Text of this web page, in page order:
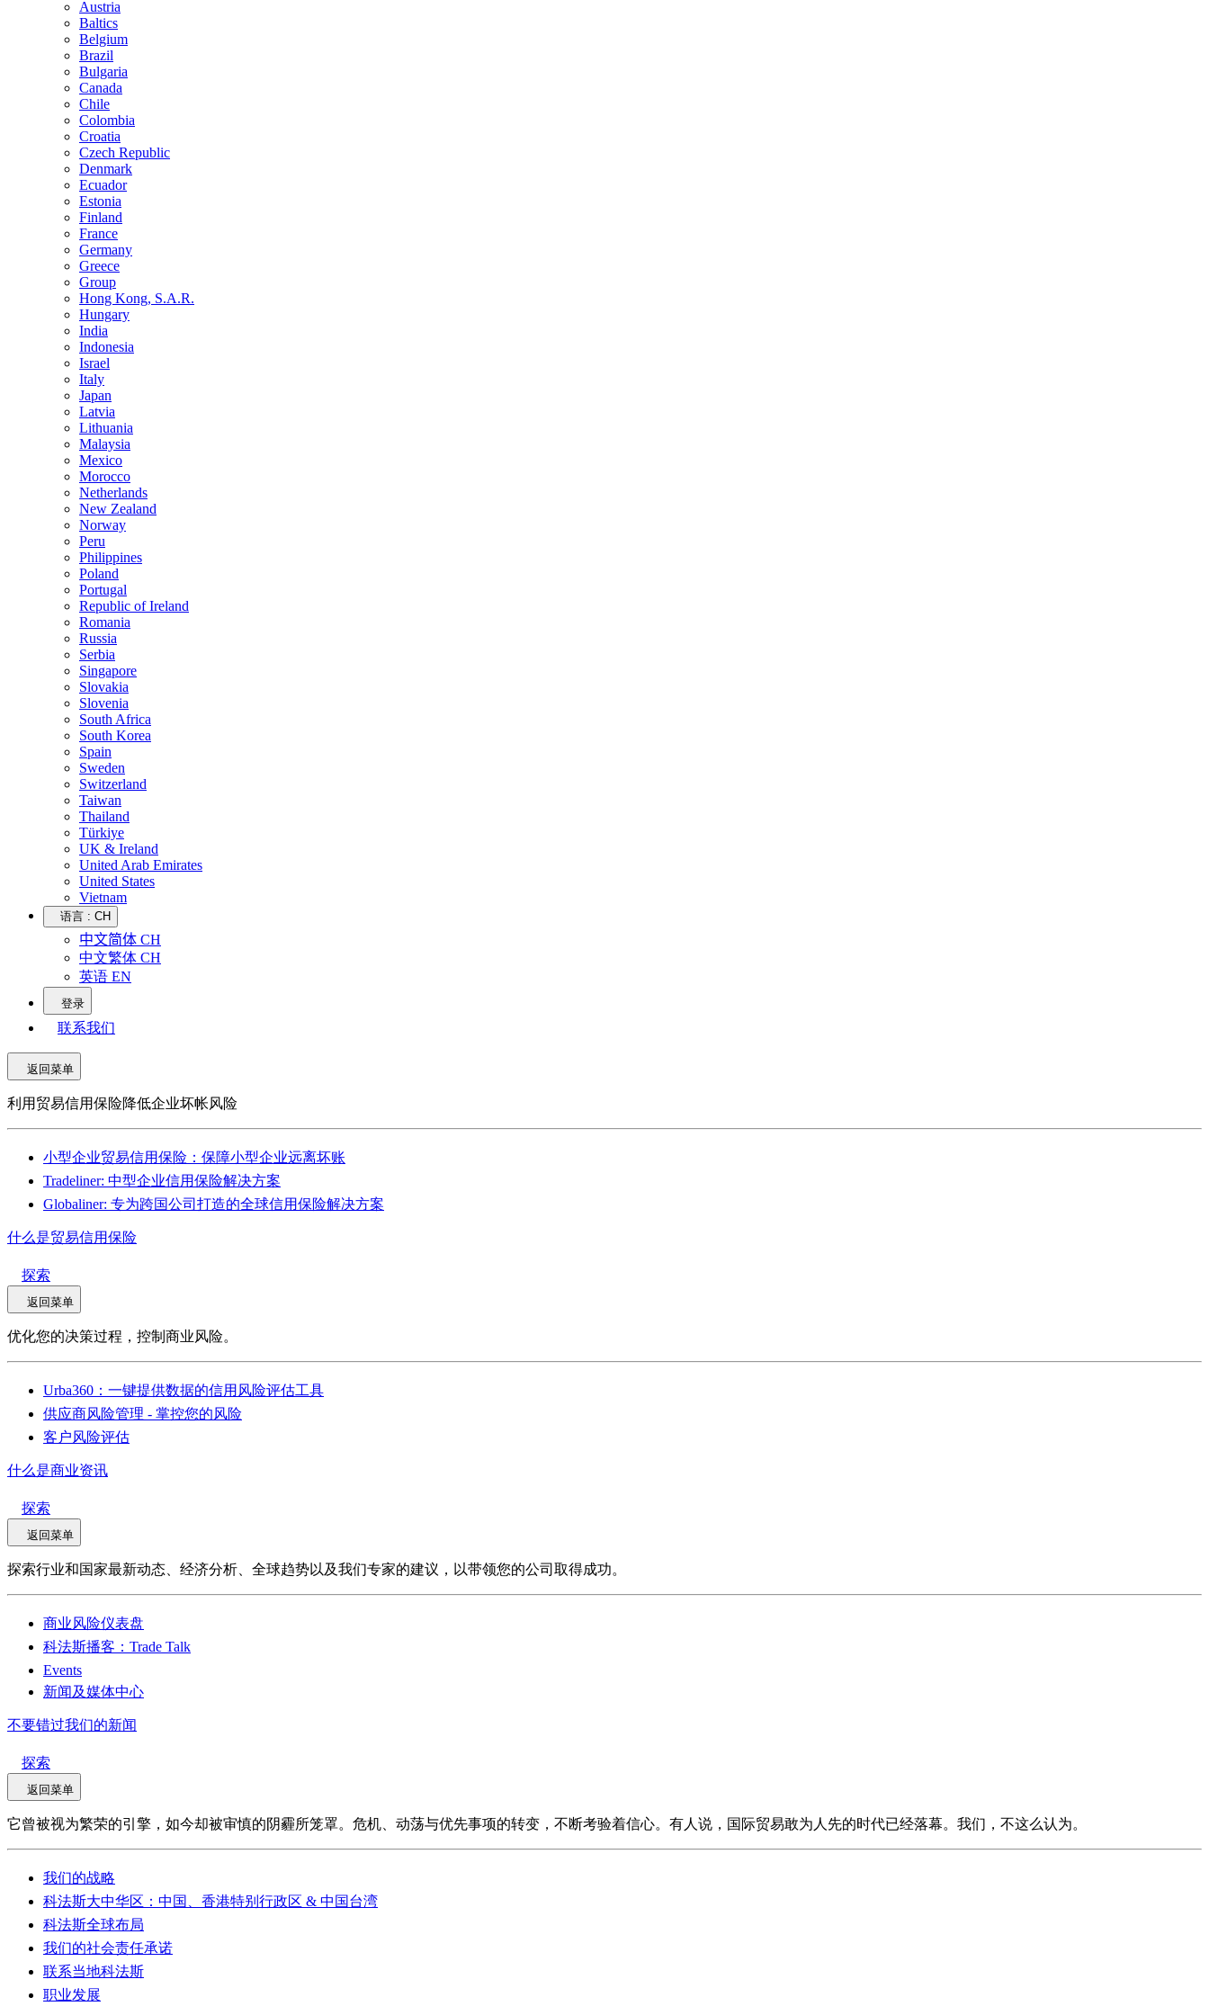
Austria
Baltics
Belgium
Brazil
Bulgaria
Canada
Chile
Colombia
Croatia
Czech Republic
Denmark
Ecuador
Estonia
Finland
France
Germany
Greece
Group
Hong Kong, S.A.R.
Hungary
India
Indonesia
Israel
Italy
Japan
Latvia
Lithuania
Malaysia
Mexico
Morocco
Netherlands
New Zealand
Norway
Peru
Philippines
Poland
Portugal
Republic of Ireland
Romania
Russia
Serbia
Singapore
Slovakia
Slovenia
South Africa
South Korea
Spain
Sweden
Switzerland
Taiwan
Thailand
Türkiye
UK & Ireland
United Arab Emirates
United States
Vietnam
语言 : CH
中文简体 CH
中文繁体 CH
英语 EN
登录
联系我们
返回菜单
利用贸易信用保险降低企业坏帐风险
小型企业贸易信用保险：保障小型企业远离坏账
Tradeliner: 中型企业信用保险解决方案
Globaliner: 专为跨国公司打造的全球信用保险解决方案
什么是贸易信用保险
探索
返回菜单
优化您的决策过程，控制商业风险。
Urba360：一键提供数据的信用风险评估工具
供应商风险管理 - 掌控您的风险
客户风险评估
什么是商业资讯
探索
返回菜单
探索行业和国家最新动态、经济分析、全球趋势以及我们专家的建议，以带领您的公司取得成功。
商业风险仪表盘
科法斯播客：Trade Talk
Events
新闻及媒体中心
不要错过我们的新闻
探索
返回菜单
它曾被视为繁荣的引擎，如今却被审慎的阴霾所笼罩。危机、动荡与优先事项的转变，不断考验着信心。有人说，国际贸易敢为人先的时代已经落幕。我们，不这么认为。
我们的战略
科法斯大中华区：中国、香港特别行政区 & 中国台湾
科法斯全球布局
我们的社会责任承诺
联系当地科法斯
职业发展